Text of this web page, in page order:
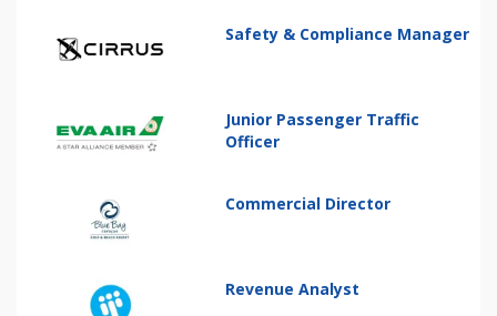
Safety & Compliance Manager
Junior Passenger Traffic
Officer
Commercial Director
Revenue Analyst